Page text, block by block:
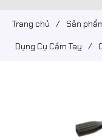
Trang chủ / Sản
Dụng Cụ Cầm Tay /